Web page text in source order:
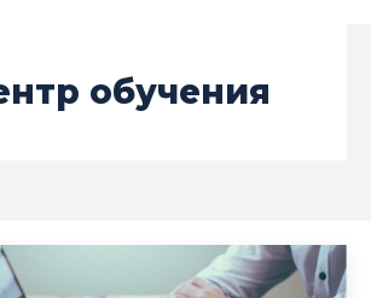
обучения